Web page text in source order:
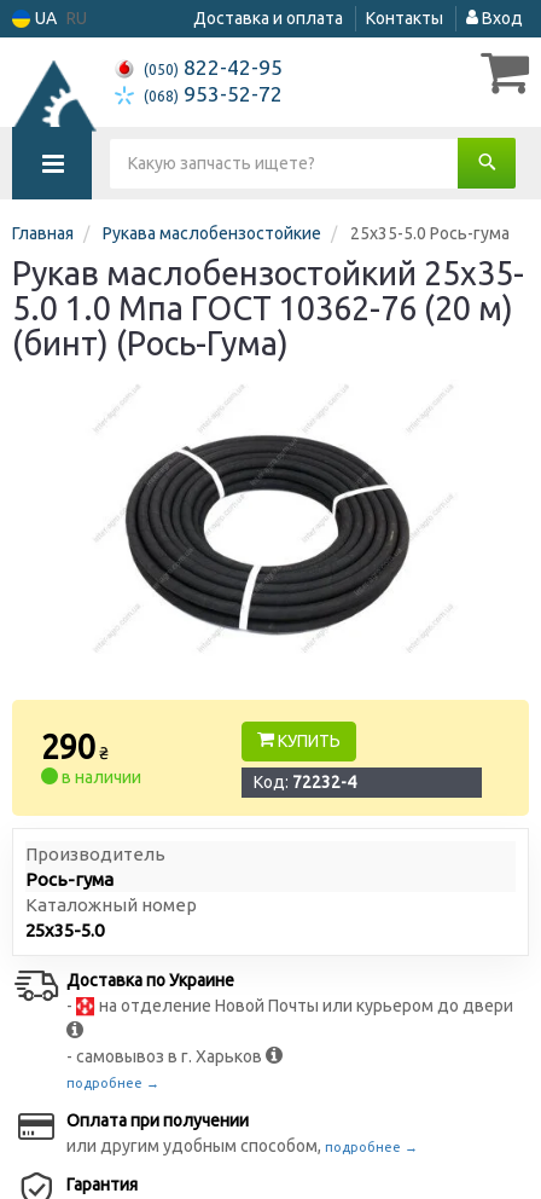
UA RU Доставка и оплата Контакты Вход
(050) 822-42-95
(068) 953-52-72
Главная Рукава маслобензостойкие 25х35-5.0 Рось-гума
Рукав маслобензостойкий 25х35-
5.0 1.0 Мпа ГОСТ 10362-76 (20 м)
(бинт) (Рось-Гума)
290₴
в наличии
КУПИТЬ
Код: 72232-4
Производитель
Рось-гума
Каталожный номер
25х35-5.0
Доставка по Украине
-
на отделение Новой Почты или курьером до двери
- самовывоз в г. Харьков
подробнее →
Оплата при получении
или другим удобным способом, подробнее →
Гарантия